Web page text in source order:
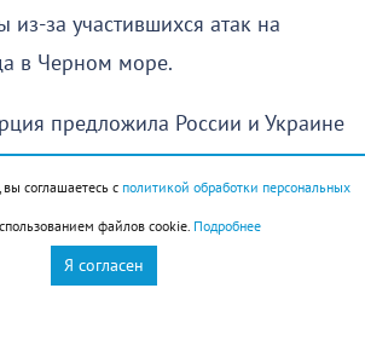
из-за участившихся атак на
в Черном море.
предложила России и Украине
механизм, который позволил
торгового судоходства
атак на коммерческие суда.
турецкого МИД Хакан Фидан
соглашаетесь с политикой обработки персональных
файлов cookie. Подробнее
Я согласен